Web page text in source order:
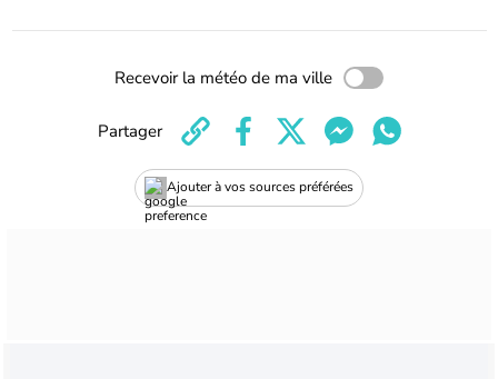
Recevoir la météo de ma ville
Ajouter à vos sources préférées
Partager